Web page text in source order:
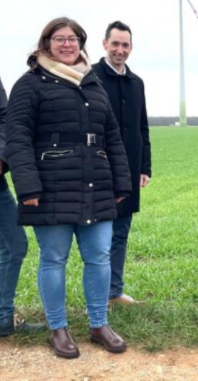
auf unsere langjährige Erfahrung und
Bewertungen
Fertigstellung alles rasch und
besprochen und problemlos gelöst.
Bewertungen
Hat alles super geklappt!